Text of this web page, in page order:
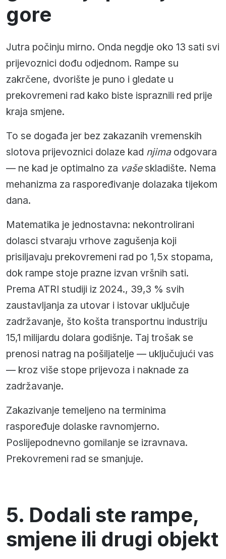
gore
Jutra počinju mirno. Onda negdje oko 13 sati svi
prijevoznici dođu odjednom. Rampe su
zakrčene, dvorište je puno i gledate u
prekovremeni rad kako biste ispraznili red prije
kraja smjene.
To se događa jer bez zakazanih vremenskih
slotova prijevoznici dolaze kad njimaodgovara
— ne kad je optimalno za vašeskladište. Nema
mehanizma za raspoređivanje dolazaka tijekom
dana.
Matematika je jednostavna: nekontrolirani
dolasci stvaraju vrhove zagušenja koji
prisiljavaju prekovremeni rad po 1,5x stopama,
dok rampe stoje prazne izvan vršnih sati.
Prema ATRI studiji iz 2024., 39,3 % svih
zaustavljanja za utovar i istovar uključuje
zadržavanje, što košta transportnu industriju
15,1 milijardu dolara godišnje. Taj trošak se
prenosi natrag na pošiljatelje — uključujući vas
— kroz više stope prijevoza i naknade za
zadržavanje.
Zakazivanje temeljeno na terminima
raspoređuje dolaske ravnomjerno.
Poslijepodnevno gomilanje se izravnava.
Prekovremeni rad se smanjuje.
5. Dodali ste rampe,
smjene ili drugi objekt